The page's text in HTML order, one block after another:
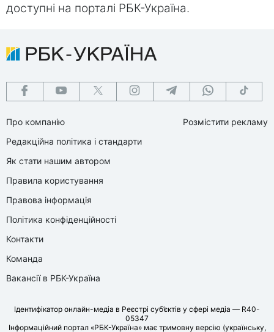
доступні на порталі РБК-Україна.
Про компанію
Редакційна політика і стандарти
Як стати нашим автором
Правила користування
Правова інформація
Політика конфіденційності
Контакти
Команда
Вакансії в РБК-Україна
Розмістити рекламу
Ідентифікатор онлайн-медіа в Реєстрі суб’єктів у сфері медіа — R40-
05347
Інформаційний портал «РБК-Україна» має тримовну версію (українську,